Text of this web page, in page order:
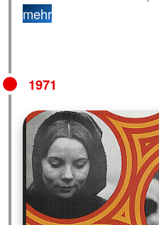
mehr
1971